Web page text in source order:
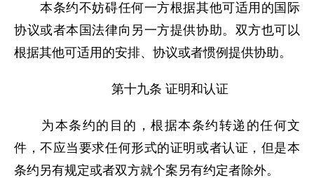
本条约不妨碍任何一方根据其他可适用的国际
协议或者本国法律向另一方提供协助。双方也可以
根据其他可适用的安排、协议或者惯例提供协助。
第十九条 证明和认证
为本条约的目的，根据本条约转递的任何文
件，不应当要求任何形式的证明或者认证，但是本
条约另有规定或者双方就个案另有约定者除外。